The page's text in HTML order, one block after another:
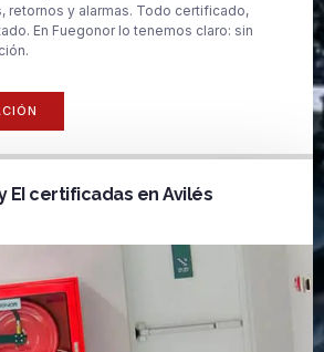
retornos y alarmas. Todo certificado,
En Fuegonor lo tenemos claro: sin
EI certificadas en Avilés